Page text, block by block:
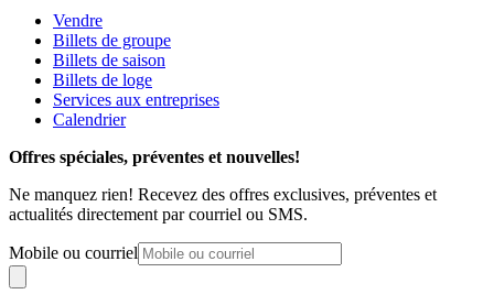
Vendre
Billets de groupe
Billets de saison
Billets de loge
Services aux entreprises
Calendrier
Offres spéciales, préventes et nouvelles!
Ne manquez rien! Recevez des offres exclusives, préventes et
actualités directement par courriel ou SMS.
Mobile ou courriel